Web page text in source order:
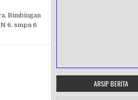
, Bimbingan
6, smpn 6
ARSIP BERITA